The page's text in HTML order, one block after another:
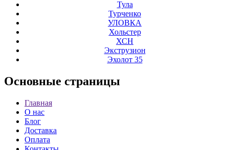
Тула
Турченко
УЛОВКА
Хольстер
ХСН
Экструзион
Эхолот 35
Основные страницы
Главная
О нас
Блог
Доставка
Оплата